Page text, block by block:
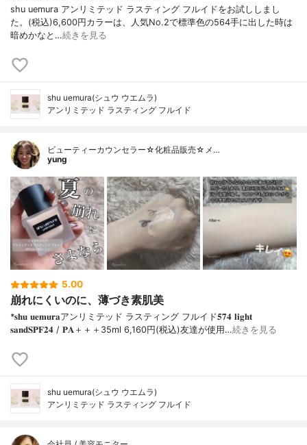
shu uemura アンリミテッド ラスティング フルイドをお試ししまし
た。(税込)6,600円カラーは、人気No.2で標準色の564手に出した時は
暗めかなと…続きを見る
shu uemura(シュウ ウエムラ)
アンリミテッド ラスティング フルイド
ビューティーカウンセラー☆化粧品販売☆メ…
yung
5.00
崩れにくいのに、薄づき素肌美
*𝐬𝐡𝐮 𝐮𝐞𝐦𝐮𝐫𝐚アンリミテッド ラスティング フルイド𝟓𝟕𝟒 𝐥𝐢𝐠𝐡𝐭
𝐬𝐚𝐧𝐝𝐒𝐏𝐅𝟐𝟒 / 𝐏𝐀＋＋＋⁡35ml 6,160円(税込)⁡友達が使用…続きを見る
shu uemura(シュウ ウエムラ)
アンリミテッド ラスティング フルイド